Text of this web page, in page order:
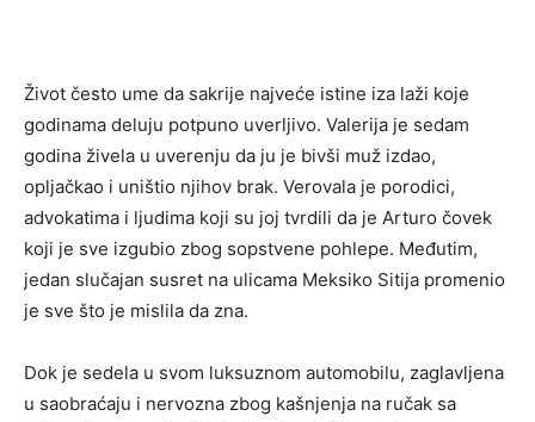
Život često ume da sakrije najveće istine iza laži koje
godinama deluju potpuno uverljivo. Valerija je sedam
godina živela u uverenju da ju je bivši muž izdao,
opljačkao i uništio njihov brak. Verovala je porodici,
advokatima i ljudima koji su joj tvrdili da je Arturo čovek
koji je sve izgubio zbog sopstvene pohlepe. Međutim,
jedan slučajan susret na ulicama Meksiko Sitija promenio
je sve što je mislila da zna.
Dok je sedela u svom luksuznom automobilu, zaglavljena
u saobraćaju i nervozna zbog kašnjenja na ručak sa